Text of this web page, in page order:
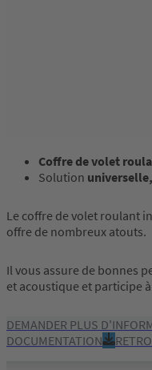
Coffre de volet
Solution
Le coffre de volet roulant
offre de nombreux atouts.
Il vous assure de bonnes
et acoustique et participe
DEMANDER PLUS
DOCUMENTATION